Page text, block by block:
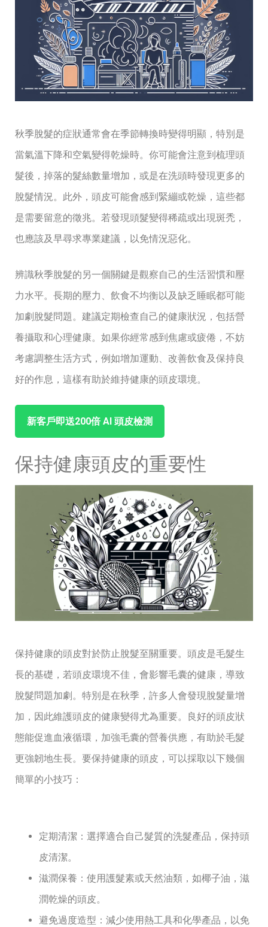
秋季脫髮的症狀通常會在季節轉換時變得明顯，特別是
當氣溫下降和空氣變得乾燥時。你可能會注意到梳理頭
髮後，掉落的髮絲數量增加，或是在洗頭時發現更多的
脫髮情況。此外，頭皮可能會感到緊繃或乾燥，這些都
是需要留意的徵兆。若發現頭髮變得稀疏或出現斑禿，
也應該及早尋求專業建議，以免情況惡化。
辨識秋季脫髮的另一個關鍵是觀察自己的生活習慣和壓
力水平。長期的壓力、飲食不均衡以及缺乏睡眠都可能
加劇脫髮問題。建議定期檢查自己的健康狀況，包括營
養攝取和心理健康。如果你經常感到焦慮或疲倦，不妨
考慮調整生活方式，例如增加運動、改善飲食及保持良
好的作息，這樣有助於維持健康的頭皮環境。
新客戶即送200倍 ⁤AI ‌頭皮檢測
保持健康頭皮的重要性
保持健康的頭皮對於防止脫髮至關重要。頭皮是毛髮生
長的基礎，若頭皮環境不佳，會影響毛囊的健康，導致
脫髮問題加劇。特別是在秋季，許多人會發現脫髮量增
加，因此維護頭皮的健康變得尤為重要。良好的頭皮狀
態能促進血液循環，加強毛囊的營養供應，有助於毛髮
更強韌地生長。要保持健康的頭皮，可以採取以下幾個
簡單的小技巧：
定期清潔：選擇適合自己髮質的洗髮產品，保持頭
皮清潔。
滋潤保養：使用護髮素或天然油類，如椰子油，滋
潤乾燥的頭皮。
避免過度造型：減少使用熱工具和化學產品，以免